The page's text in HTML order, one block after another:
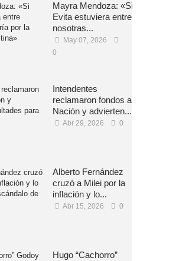
Mayra Mendoza: «Si
Evita estuviera entre
nosotras...
May 07, 2026
0
Intendentes
reclamaron fondos a
Nación y advierten...
Abr 29, 2026 0
Alberto Fernández
cruzó a Milei por la
inflación y lo...
Abr 15, 2026 0
Hugo “Cachorro”